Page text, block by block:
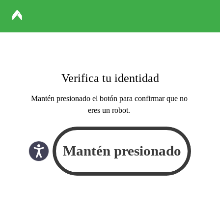
Verifica tu identidad
Mantén presionado el botón para confirmar que no
eres un robot.